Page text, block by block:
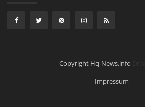
Copyright Hq-News.info
Impressum